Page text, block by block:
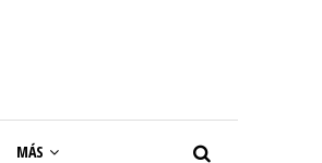
MÁS